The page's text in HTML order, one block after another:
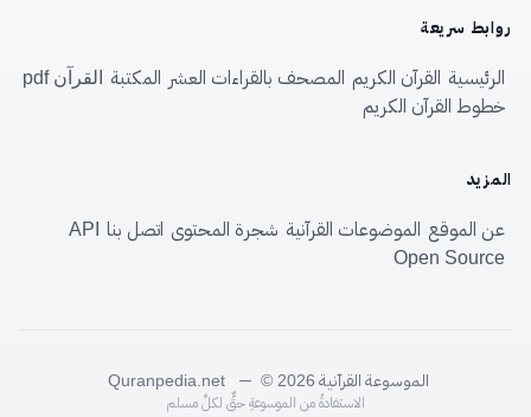
روابط سريعة
الرئيسية القرآن الكريم المصحف بالقراءات العشر المكتبة القرآن pdf
خطوط القرآن الكريم
المزيد
عن الموقع الموضوعات القرآنية شجرة المحتوى اتصل بنا
API
Open Source
الموسوعة القرآنية Quranpedia.net — © 2026
الاستفادةُ من الموسوعةِ حقٌّ لكلِّ مسلم